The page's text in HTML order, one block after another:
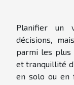
Planifier un
décisions,
parmi les plus
et tranquillité
en solo ou en